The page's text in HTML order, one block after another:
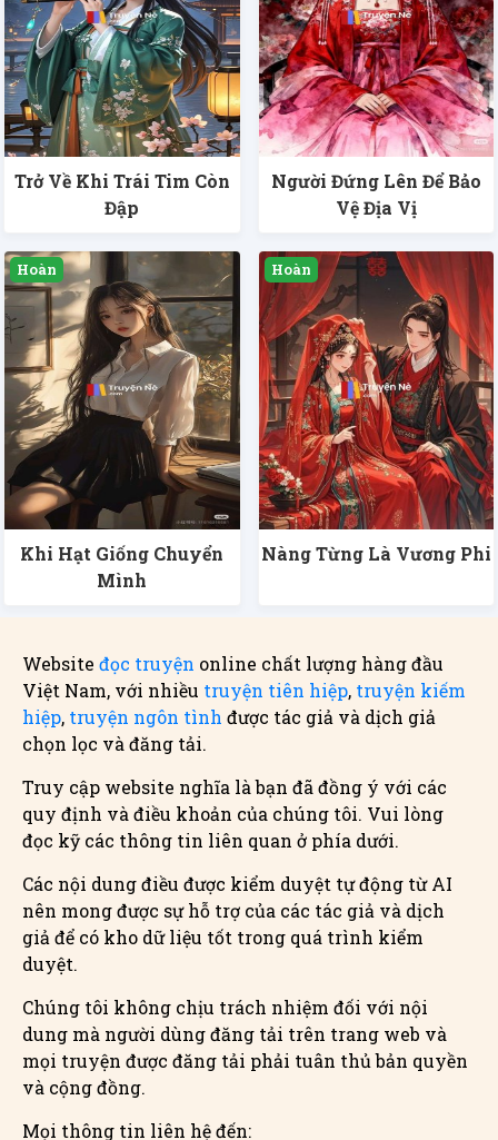
Trở Về Khi Trái Tim Còn
Đập
Người Đứng Lên Để Bảo
Vệ Địa Vị
Khi Hạt Giống Chuyển
Mình
Nàng Từng Là Vương Phi
Website đọc truyện online chất lượng hàng đầu
Việt Nam, với nhiều truyện tiên hiệp, truyện kiếm
hiệp, truyện ngôn tình được tác giả và dịch giả
chọn lọc và đăng tải.
Truy cập website nghĩa là bạn đã đồng ý với các
quy định và điều khoản của chúng tôi. Vui lòng
đọc kỹ các thông tin liên quan ở phía dưới.
Các nội dung điều được kiểm duyệt tự động từ AI
nên mong được sự hỗ trợ của các tác giả và dịch
giả để có kho dữ liệu tốt trong quá trình kiểm
duyệt.
Chúng tôi không chịu trách nhiệm đối với nội
dung mà người dùng đăng tải trên trang web và
mọi truyện được đăng tải phải tuân thủ bản quyền
và cộng đồng.
Mọi thông tin liên hệ đến: